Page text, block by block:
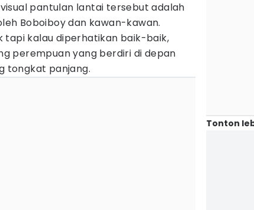
pantulan lantai tersebut adalah
Boboiboy dan kawan-kawan.
kalau diperhatikan baik-baik,
perempuan yang berdiri di depan
tongkat panjang.
Tonton